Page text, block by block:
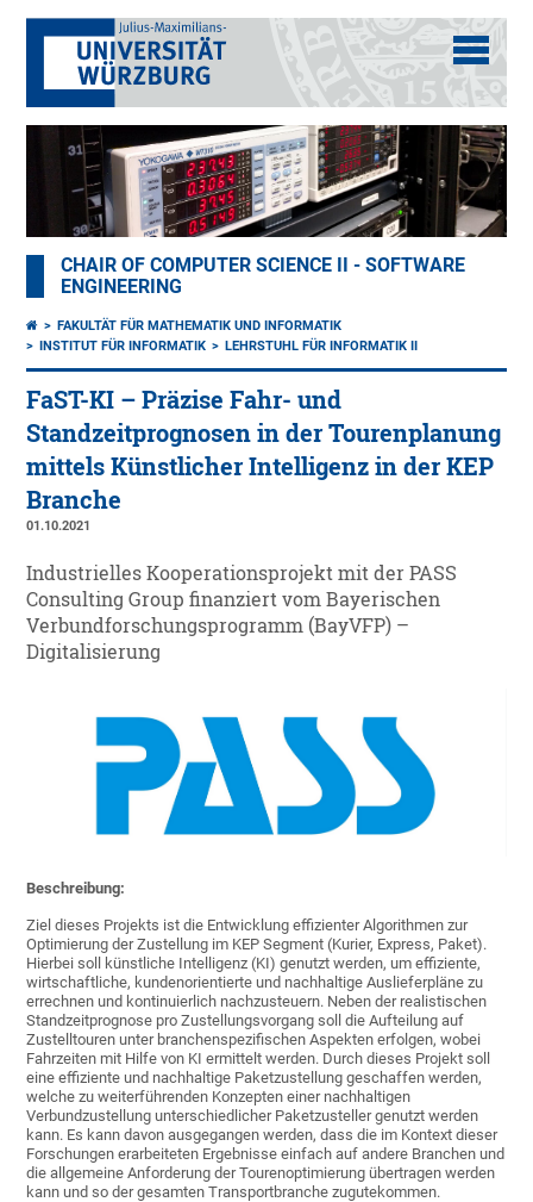
CHAIR OF COMPUTER SCIENCE II - SOFTWARE
ENGINEERING
FAKULTÄT FÜR MATHEMATIK UND INFORMATIK
INSTITUT FÜR INFORMATIK
LEHRSTUHL FÜR INFORMATIK II
FaST-KI – Präzise Fahr- und
Standzeitprognosen in der Tourenplanung
mittels Künstlicher Intelligenz in der KEP
Branche
01.10.2021
Industrielles Kooperationsprojekt mit der PASS
Consulting Group finanziert vom Bayerischen
Verbundforschungsprogramm (BayVFP) –
Digitalisierung
Beschreibung:
Ziel dieses Projekts ist die Entwicklung effizienter Algorithmen zur
Optimierung der Zustellung im KEP Segment (Kurier, Express, Paket).
Hierbei soll künstliche Intelligenz (KI) genutzt werden, um effiziente,
wirtschaftliche, kundenorientierte und nachhaltige Auslieferpläne zu
errechnen und kontinuierlich nachzusteuern. Neben der realistischen
Standzeitprognose pro Zustellungsvorgang soll die Aufteilung auf
Zustelltouren unter branchenspezifischen Aspekten erfolgen, wobei
Fahrzeiten mit Hilfe von KI ermittelt werden. Durch dieses Projekt soll
eine effiziente und nachhaltige Paketzustellung geschaffen werden,
welche zu weiterführenden Konzepten einer nachhaltigen
Verbundzustellung unterschiedlicher Paketzusteller genutzt werden
kann. Es kann davon ausgegangen werden, dass die im Kontext dieser
Forschungen erarbeiteten Ergebnisse einfach auf andere Branchen und
die allgemeine Anforderung der Tourenoptimierung übertragen werden
kann und so der gesamten Transportbranche zugutekommen.